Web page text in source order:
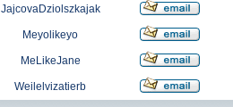
JajcovaDziolszkajak
Meyolikeyo
MeLikeJane
Weilelvizatierb